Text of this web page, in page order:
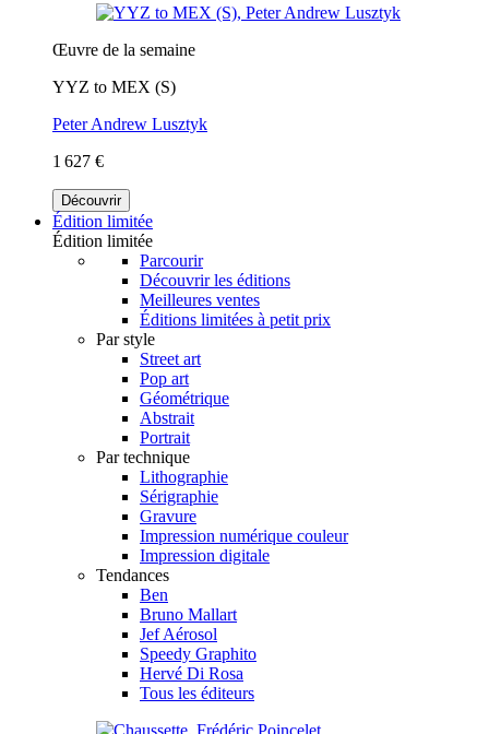
Œuvre de la semaine
YYZ to MEX (S)
Peter Andrew Lusztyk
1 627 €
Découvrir
Édition limitée
Édition limitée
Parcourir
Découvrir les éditions
Meilleures ventes
Éditions limitées à petit prix
Par style
Street art
Pop art
Géométrique
Abstrait
Portrait
Par technique
Lithographie
Sérigraphie
Gravure
Impression numérique couleur
Impression digitale
Tendances
Ben
Bruno Mallart
Jef Aérosol
Speedy Graphito
Hervé Di Rosa
Tous les éditeurs